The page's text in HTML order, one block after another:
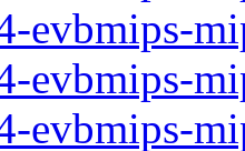
evbmips-
evbmips-
evbmips-